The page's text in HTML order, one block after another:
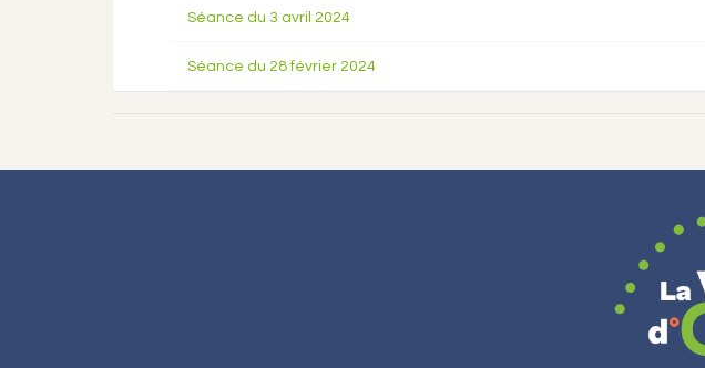
Séance du 3 avril 2024
Séance du 28 février 2024